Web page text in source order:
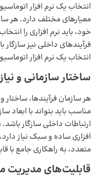
انتخاب یک نرم‌ افزار
معیارهای مختلف دارد. هر
خود، باید نرم‌ افزاری را
فرآیندهای داخلی نیز
انتخاب یک نرم‌ افزار
ساختار سازمانی و
هر سازمان فرآیندها، ساختار
مناسب باید بتواند با ابعاد
ارتباطات داخلی سازگار
افزاری ساده و سبک نیاز
متعدد، به راهکاری جامع
قابلیت‌های مدیریت